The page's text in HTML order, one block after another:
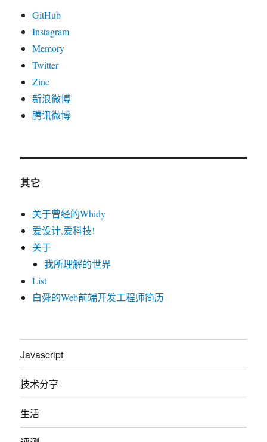
GitHub
Instagram
Memory
Twitter
Zine
新浪微博
腾讯微博
其它
关于曾经的Whidy
爱设计,爱科技!
关于
我所理解的世界
List
白舜的Web前端开发工程师简历
Javascript
技术分享
生活